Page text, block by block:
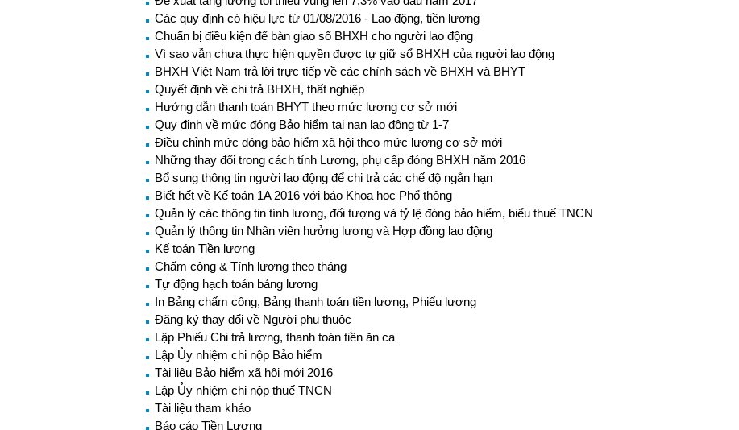
Các quy định có hiệu lực từ 01/08/2016 - Lao động, tiền lương
Chuẩn bị điều kiện để bàn giao sổ BHXH cho người lao động
Vì sao vẫn chưa thực hiện quyền được tự giữ sổ BHXH của người lao động
BHXH Việt Nam trả lời trực tiếp về các chính sách về BHXH và BHYT
Quyết định về chi trả BHXH, thất nghiệp
Hướng dẫn thanh toán BHYT theo mức lương cơ sở mới
Quy định về mức đóng Bảo hiểm tai nạn lao động từ 1-7
Điều chỉnh mức đóng bảo hiểm xã hội theo mức lương cơ sở mới
Những thay đổi trong cách tính Lương, phụ cấp đóng BHXH năm 2016
Bổ sung thông tin người lao động để chi trả các chế độ ngắn hạn
Biết hết về Kế toán 1A 2016 với báo Khoa học Phổ thông
Quản lý các thông tin tính lương, đối tượng và tỷ lệ đóng bảo hiểm, biểu thuế TNCN
Quản lý thông tin Nhân viên hưởng lương và Hợp đồng lao động
Kế toán Tiền lương
Chấm công & Tính lương theo tháng
Tự động hạch toán bảng lương
In Bảng chấm công, Bảng thanh toán tiền lương, Phiếu lương
Đăng ký thay đổi về Người phụ thuộc
Lập Phiếu Chi trả lương, thanh toán tiền ăn ca
Lập Ủy nhiệm chi nộp Bảo hiểm
Tài liệu Bảo hiểm xã hội mới 2016
Lập Ủy nhiệm chi nộp thuế TNCN
Tài liệu tham khảo
Báo cáo Tiền Lương